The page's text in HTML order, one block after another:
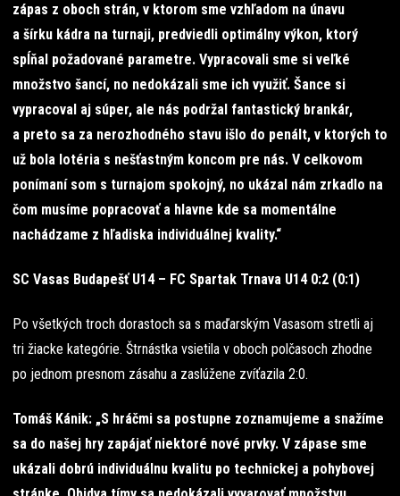
zápas z oboch strán, v ktorom sme vzhľadom na únavu
a šírku kádra na turnaji, predviedli optimálny výkon, ktorý
spĺňal požadované parametre. Vypracovali sme si veľké
množstvo šancí, no nedokázali sme ich využiť. Šance si
vypracoval aj súper, ale nás podržal fantastický brankár,
a preto sa za nerozhodného stavu išlo do penált, v ktorých to
už bola lotéria s nešťastným koncom pre nás. V celkovom
ponímaní som s turnajom spokojný, no ukázal nám zrkadlo na
čom musíme popracovať a hlavne kde sa momentálne
nachádzame z hľadiska individuálnej kvality.“
SC Vasas Budapešť U14 – FC Spartak Trnava U14 0:2 (0:1)
Po všetkých troch dorastoch sa s maďarským Vasasom stretli aj
tri žiacke kategórie. Štrnástka vsietila v oboch polčasoch zhodne
po jednom presnom zásahu a zaslúžene zvíťazila 2:0.
Tomáš Kánik: „S hráčmi sa postupne zoznamujeme a snažíme
sa do našej hry zapájať niektoré nové prvky. V zápase sme
ukázali dobrú individuálnu kvalitu po technickej a pohybovej